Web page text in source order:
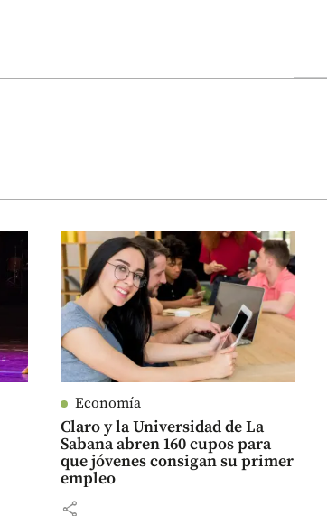
Economía
Claro y la Universidad de La
Sabana abren 160 cupos para
que jóvenes consigan su primer
empleo
share